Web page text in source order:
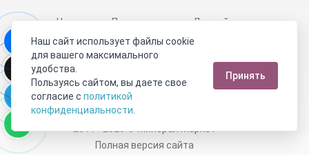
Новинки Поставщикам
Личный счет
Договор-оферта
О нас
Наши магазины
Отзывы покупателей
Сертификаты
Статьи
Обратная связь
Видео о камнях СОУТ
Телеграм
Max
2011 - 2026©Минерал Маркет
Полная версия сайта
Наш сайт использует файлы cookie
для вашего максимального
удобства.
Пользуясь сайтом, вы даете свое
согласие с политикой
конфиденциальности
Принять